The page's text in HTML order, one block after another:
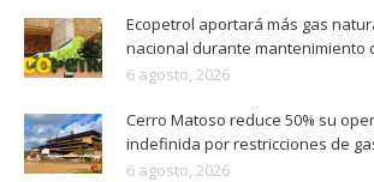
Ecopetrol aportará más gas
nacional durante mantenimiento
6 agosto, 2026
Cerro Matoso reduce 50% su
indefinida por restricciones de
6 agosto, 2026